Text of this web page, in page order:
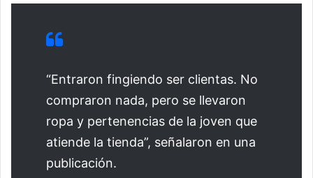
“Entraron fingiendo ser clientas. No
compraron nada, pero se llevaron
ropa y pertenencias de la joven que
atiende la tienda”, señalaron en una
publicación.